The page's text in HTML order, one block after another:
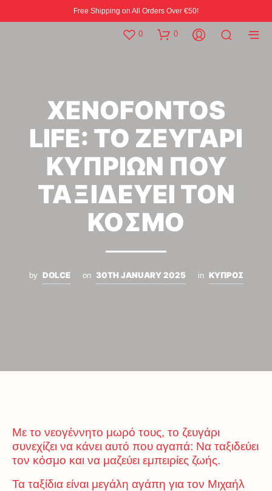
Free Shipping on All Orders Over €50!
0 0
XENOFONTOS
LIFE: ΤΟ ΖΕΥΓΑΡΙ
ΚΥΠΡΙΩΝ ΠΟΥ
ΤΑΞΙΔΕΥΕΙ ΤΟΝ
ΚΟΣΜΟ
by DOLCE on 30TH JANUARY 2025 in ΚΥΠΡΟΣ
Με το νεογέννητο μωρό τους, το ζευγάρι
συνεχίζει να κάνει αυτό που αγαπά: Να ταξιδεύει
τον κόσμο και να μαζεύει εμπειρίες ζωής.
Τα ταξίδια είναι μεγάλη αγάπη για τον Μιχαήλ